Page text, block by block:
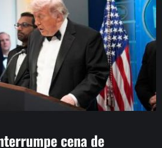
cena de